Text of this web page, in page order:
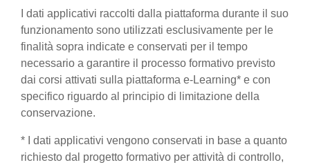
I dati applicativi raccolti dalla piattaforma durante il suo
funzionamento sono utilizzati esclusivamente per le
finalità sopra indicate e conservati per il tempo
necessario a garantire il processo formativo previsto
dai corsi attivati sulla piattaforma e-Learning* e con
specifico riguardo al principio di limitazione della
conservazione.
* I dati applicativi vengono conservati in base a quanto
richiesto dal progetto formativo per attività di controllo,